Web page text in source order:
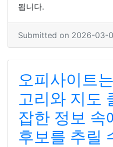
됩니다.
Submitted on 2026-03-
오피사이트
고리와 지도
잡한 정보 속
후보를 추릴